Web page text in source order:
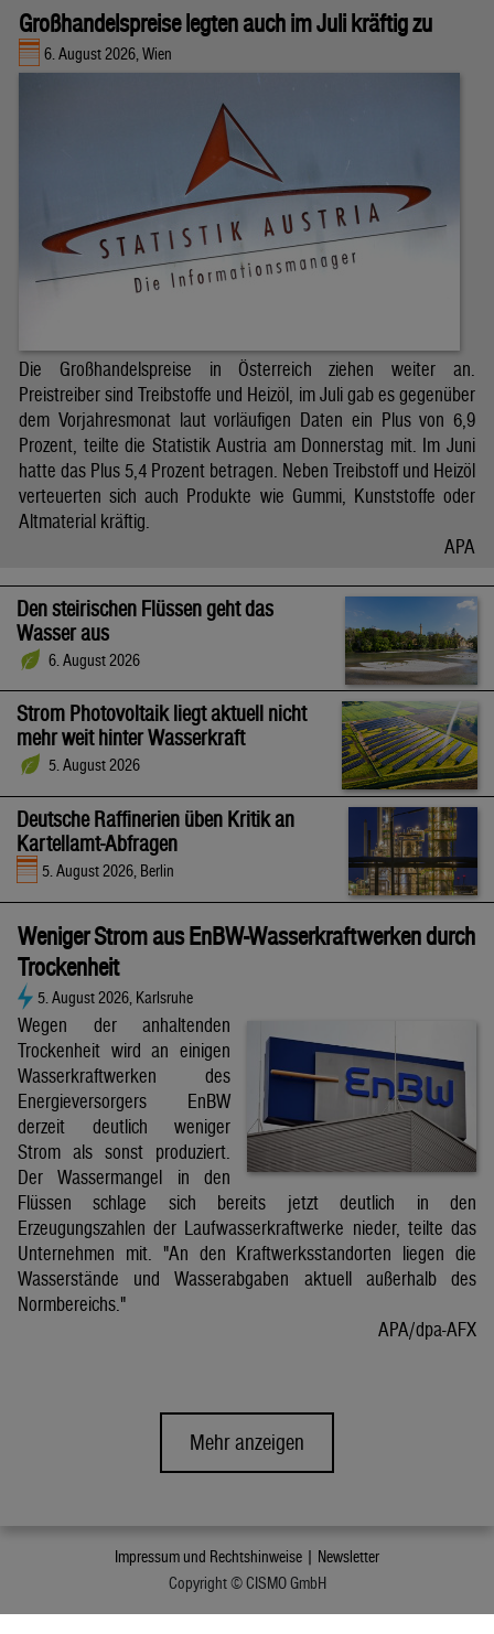
Großhandelspreise legten auch im Juli kräftig zu
6. August 2026, Wien
Die Großhandelspreise in Österreich ziehen weiter an.
Preistreiber sind Treibstoffe und Heizöl, im Juli gab es gegenüber
dem Vorjahresmonat laut vorläufigen Daten ein Plus von 6,9
Prozent, teilte die Statistik Austria am Donnerstag mit. Im Juni
hatte das Plus 5,4 Prozent betragen. Neben Treibstoff und Heizöl
verteuerten sich auch Produkte wie Gummi, Kunststoffe oder
Altmaterial kräftig.
APA
Den steirischen Flüssen geht das
Wasser aus
6. August 2026
Strom Photovoltaik liegt aktuell nicht
mehr weit hinter Wasserkraft
5. August 2026
Deutsche Raffinerien üben Kritik an
Kartellamt-Abfragen
5. August 2026, Berlin
Weniger Strom aus EnBW-Wasserkraftwerken durch
Trockenheit
5. August 2026, Karlsruhe
Wegen der anhaltenden
Trockenheit wird an einigen
Wasserkraftwerken des
Energieversorgers EnBW
derzeit deutlich weniger
Strom als sonst produziert.
Der Wassermangel in den
Flüssen schlage sich bereits jetzt deutlich in den
Erzeugungszahlen der Laufwasserkraftwerke nieder, teilte das
Unternehmen mit. "An den Kraftwerksstandorten liegen die
Wasserstände und Wasserabgaben aktuell außerhalb des
Normbereichs."
APA/dpa-AFX
Mehr anzeigen
Impressum und Rechtshinweise | Newsletter
Copyright © CISMO GmbH